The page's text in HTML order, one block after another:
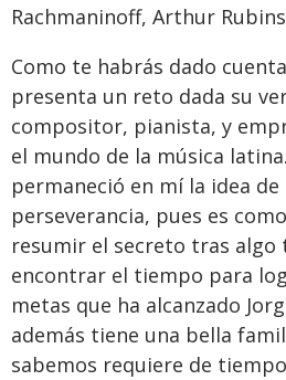
Rachmaninoff, Arthur
Como te habrás dado
presenta un reto dada su
compositor, pianista, y
el mundo de la música
permaneció en mí la idea
perseverancia, pues es
resumir el secreto tras algo
encontrar el tiempo para
metas que ha alcanzado
además tiene una bella
sabemos requiere de